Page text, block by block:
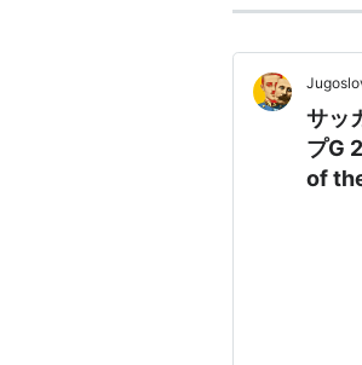
サッ
プG
of the